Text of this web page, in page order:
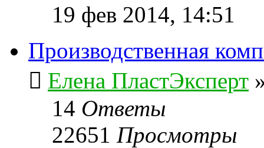
19 фев 2014, 14:51
Производственная
Елена ПластЭксперт
14 Ответы
22651 Просмотры